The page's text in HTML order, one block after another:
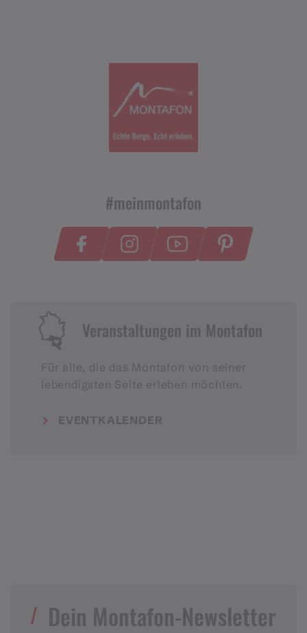
#meinmontafon
Veranstaltungen im Montafon
Für alle, die das Montafon von seiner
lebendigsten Seite erleben möchten.
EVENTKALENDER
Dein Montafon-Newsletter